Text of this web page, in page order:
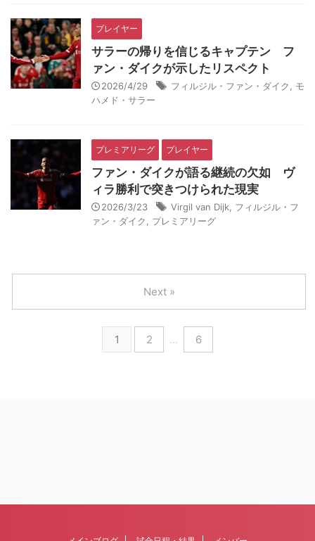
プレイヤー
サラーの帰りを信じるキャプテン フ
ァン・ダイクが示したリスペクト
2026/4/29 フィルジル・ファン・ダイク
モ
ハメド・サラー
プレミアリーグ プレイヤー
ファン・ダイクが語る継続の欠如 ヴ
ィラ勝利で突きつけられた現実
2026/3/23 Virgil van Dijk
フィルジル・フ
ァン・ダイク
プレミアリーグ
1 2 … 6
Next »